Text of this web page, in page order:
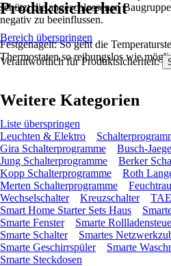
schützt die angeschlossenen
negativ zu beeinflussen.
Festgenagelt: So geht die
Thermostaten so reibungslos wie
Produktsicherheit
Bereich überspringen
Verantwortlich für Produktsicherheit:
Weitere Kategorien
Liste überspringen
Leuchten & Elektro
Gira Schalterprogramme
Busch-
Jung Schalterprogramme
Berker
Kopp Schalterprogramme
Roth
Merten Schalterprogramme
Wechselschalter
Kreuzschalter
Smart Home Starter Sets Haus
Smarte Fenster
Smarte
Smarte Schalter
Smartes
Smarte Geschirrspüler
Smarte
Smarte Steckdosen